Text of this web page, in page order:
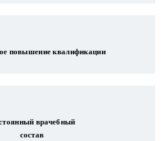
повышение квалификации
врачебный
состав